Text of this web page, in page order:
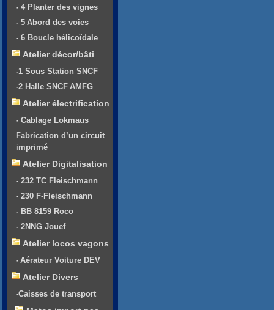
- 4 Planter des vignes
- 5 Abord des voies
- 6 Boucle hélicoïdale
Atelier décor/bâti
-1 Sous Station SNCF
-2 Halle SNCF AMFG
Atelier électrification
- Cablage Lokmaus
Fabrication d’un circuit
imprimé
Atelier Digitalisation
- 232 TC Fleischmann
- 230 F-Fleischmann
- BB 8159 Roco
- 2NNG Jouef
Atelier locos vagons
- Aérateur Voiture DEV
Atelier Divers
-Caisses de transport